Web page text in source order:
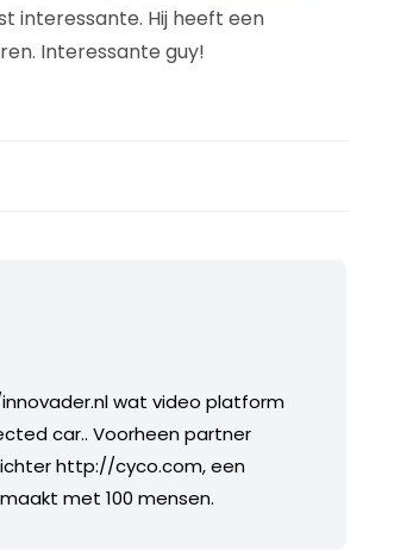
interessante. Hij heeft een
Interessante guy!
wat video platform
car.. Voorheen partner
http://cyco.com, een
met 100 mensen.